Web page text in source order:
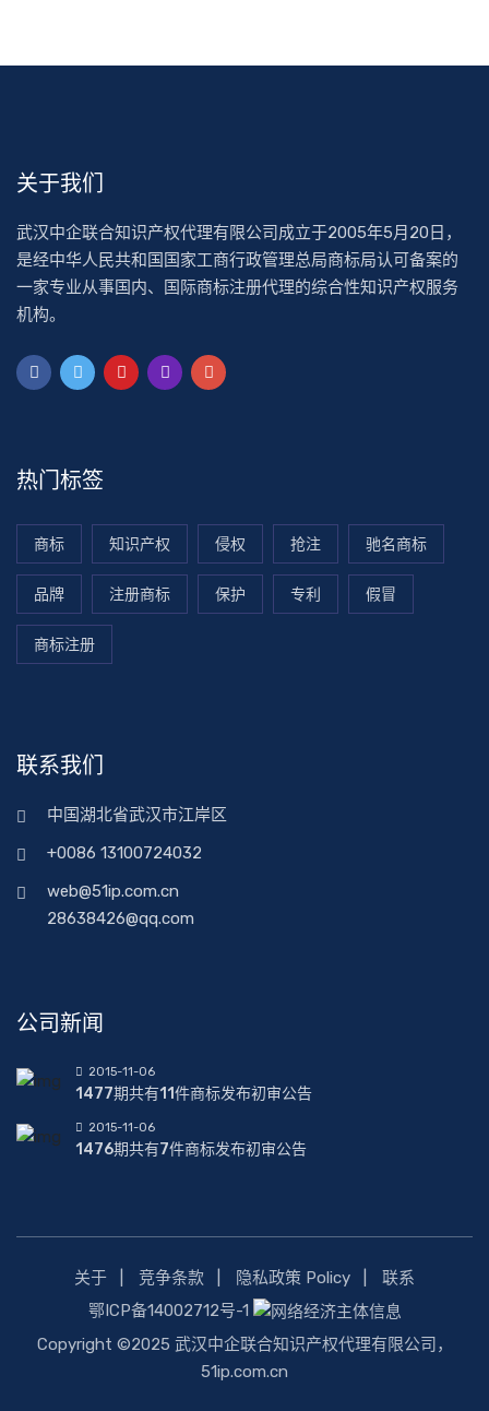
关于我们
武汉中企联合知识产权代理有限公司成立于2005年5月20日，
是经中华人民共和国国家工商行政管理总局商标局认可备案的
一家专业从事国内、国际商标注册代理的综合性知识产权服务
机构。
热门标签
商标 知识产权 侵权 抢注 驰名商标
品牌 注册商标 保护 专利 假冒
商标注册
联系我们
中国湖北省武汉市江岸区
+0086 13100724032
web@51ip.com.cn
28638426@qq.com
公司新闻
2015-11-06
1477期共有11件商标发布初审公告
2015-11-06
1476期共有7件商标发布初审公告
关于 竞争条款 隐私政策 Policy
联系
鄂ICP备14002712号-1
Copyright ©2025 武汉中企联合知识产权代理有限公司，
51ip.com.cn